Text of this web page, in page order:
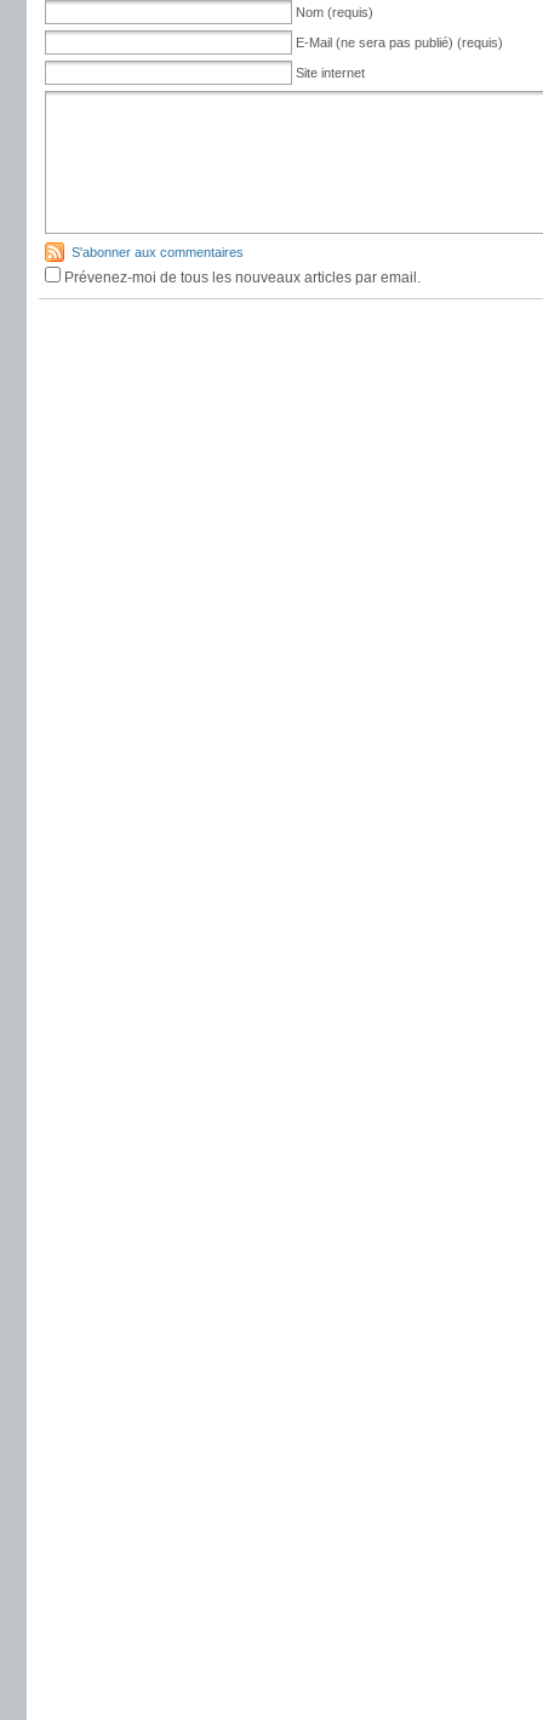
Nom (requis)
E-Mail (ne sera pas publié) (requis)
Site internet
S'abonner aux commentaires
Prévenez-moi de tous les nouveaux articles par email.